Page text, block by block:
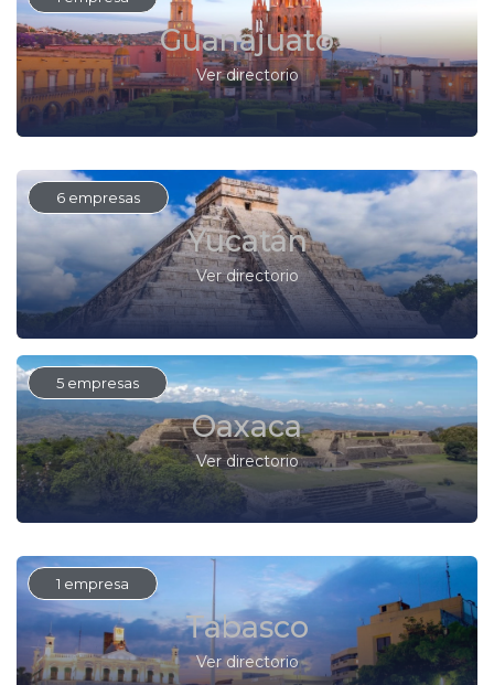
Guanajuato
Ver directorio
Yucatán
Ver directorio
6 empresas
Oaxaca
Ver directorio
5 empresas
Tabasco
Ver directorio
1 empresa